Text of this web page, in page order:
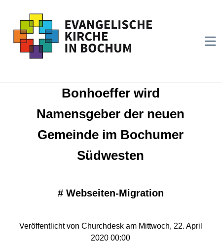
Bonhoeffer wird
Namensgeber der neuen
Gemeinde im Bochumer
Südwesten
# Webseiten-Migration
Veröffentlicht von Churchdesk am Mittwoch, 22. April
2020 00:00